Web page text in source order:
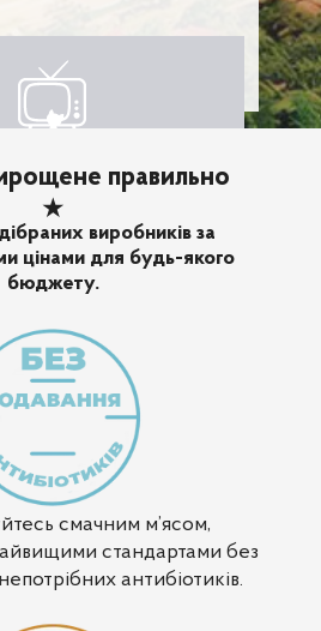
правильно
★
виробників за
цінами для будь-якого
бюджету.
смачним м’ясом,
стандартами без
антибіотиків.